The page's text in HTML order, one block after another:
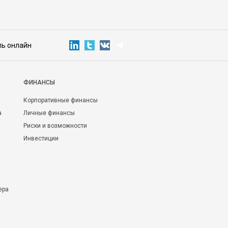
онлайн
ФИНАНСЫ
Корпоративные финансы
Личные финансы
Риски и возможности
Инвестиции